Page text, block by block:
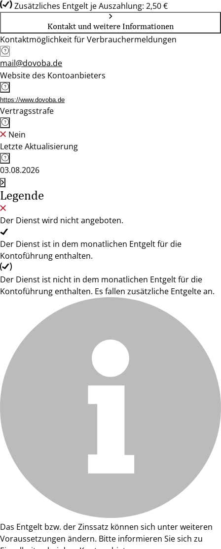
Zusätzliches Entgelt je Auszahlung: 2,50 €
Kontakt und weitere Informationen
Kontaktmöglichkeit für Verbrauchermeldungen
mail@dovoba.de
Website des Kontoanbieters
https://www.dovoba.de
Vertragsstrafe
Nein
Letzte Aktualisierung
03.08.2026
Legende
Der Dienst wird nicht angeboten.
Der Dienst ist in dem monatlichen Entgelt für die
Kontoführung enthalten.
Der Dienst ist nicht in dem monatlichen Entgelt für die
Kontoführung enthalten. Es fallen zusätzliche Entgelte an.
Das Entgelt bzw. der Zinssatz können sich unter weiteren
Voraussetzungen ändern. Bitte informieren Sie sich zu